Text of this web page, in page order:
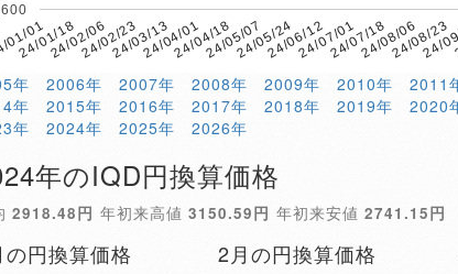
01/01
24/01/1824/02/0624/02/2324/03/1324/04/0124/04/1824/05/0724/05/2424/06/1224/07/0124/07/1824/08/0624/08/23
24/
年 2006年 2007年 2008年 2009年 2010年 2011
年
2015年 2016年 2017年 2018年 2019年 2020
年
2024年 2025年 2026年
年のIQD円換算価格
2918.48円 年初来高値 3150.59円 年初来安値 2741.15円
の円換算価格 2月の円換算価格